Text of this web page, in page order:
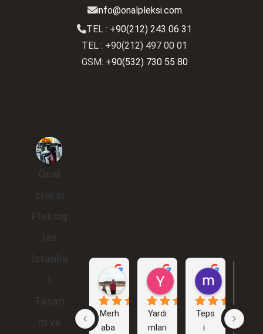
info@onalpleksi.com
TEL : +90(212) 243 06 31
TEL : +90(212) 497 00 01
GSM: +90(532) 730 55 80
Gökhan Araçlı
1 yıl önce
Merh
aba
Yunus Karakuş
2 yıl önce
Yardı
mları
murat
Teps
i
işimd